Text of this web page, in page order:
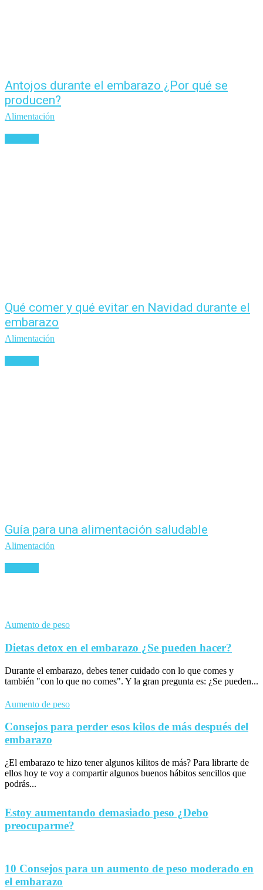
Antojos durante el embarazo ¿Por qué se
producen?
Alimentación
Qué comer y qué evitar en Navidad durante el
embarazo
Alimentación
Guía para una alimentación saludable
Alimentación
Aumento de peso
Dietas detox en el embarazo ¿Se pueden hacer?
Durante el embarazo, debes tener cuidado con lo que comes y
también "con lo que no comes". Y la gran pregunta es: ¿Se pueden...
Aumento de peso
Consejos para perder esos kilos de más después del
embarazo
¿El embarazo te hizo tener algunos kilitos de más? Para librarte de
ellos hoy te voy a compartir algunos buenos hábitos sencillos que
podrás...
Estoy aumentando demasiado peso ¿Debo
preocuparme?
10 Consejos para un aumento de peso moderado en
el embarazo